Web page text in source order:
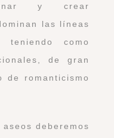
y crear
las líneas
teniendo como
de gran
de romanticismo
deberemos